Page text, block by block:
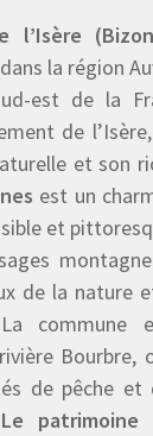
l’Isère
la région
est de la
de
et son
est un
et
de la nature
commune
Bourbre,
de pêche
Le patrimoine